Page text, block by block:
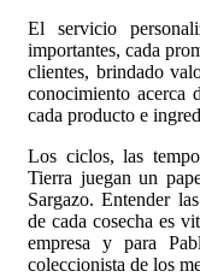
El servicio
importantes, cada
clientes, brindado
conocimiento acerca
cada producto e
Los ciclos, las
Tierra juegan un
Sargazo. Entender
de cada cosecha es
empresa y para
coleccionista de los